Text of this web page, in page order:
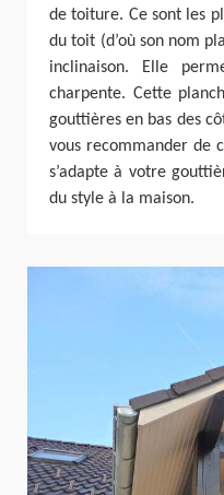
de toiture. Ce sont les
du toit (d’où son nom
inclinaison. Elle
charpente. Cette
gouttières en bas des
vous recommander de
s’adapte à votre
du style à la maison.